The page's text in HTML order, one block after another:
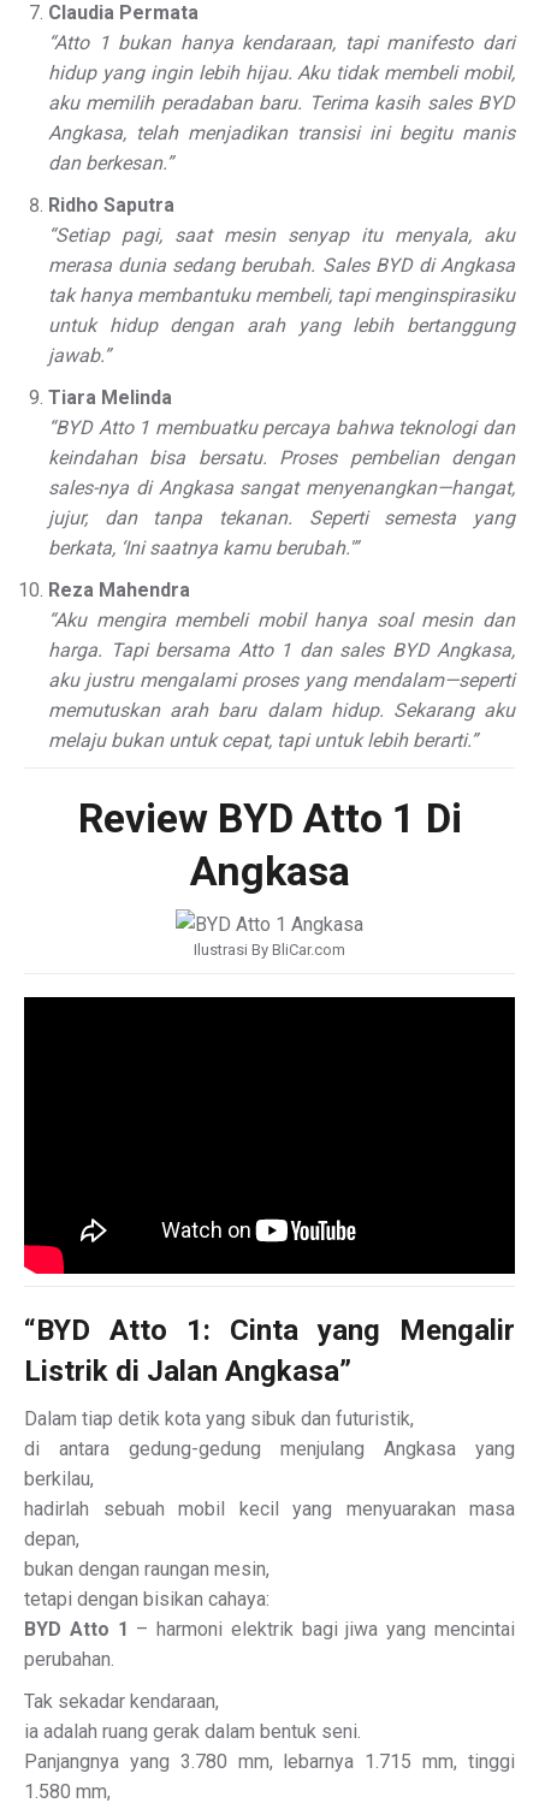
Claudia Permata
“Atto 1 bukan hanya kendaraan, tapi manifesto dari
hidup yang ingin lebih hijau. Aku tidak membeli mobil,
aku memilih peradaban baru. Terima kasih sales BYD
Angkasa, telah menjadikan transisi ini begitu manis
dan berkesan.”
Ridho Saputra
“Setiap pagi, saat mesin senyap itu menyala, aku
merasa dunia sedang berubah. Sales BYD di Angkasa
tak hanya membantuku membeli, tapi menginspirasiku
untuk hidup dengan arah yang lebih bertanggung
jawab.”
Tiara Melinda
“BYD Atto 1 membuatku percaya bahwa teknologi dan
keindahan bisa bersatu. Proses pembelian dengan
sales-nya di Angkasa sangat menyenangkan—hangat,
jujur, dan tanpa tekanan. Seperti semesta yang
berkata, ‘Ini saatnya kamu berubah.'”
Reza Mahendra
“Aku mengira membeli mobil hanya soal mesin dan
harga. Tapi bersama Atto 1 dan sales BYD Angkasa,
aku justru mengalami proses yang mendalam—seperti
memutuskan arah baru dalam hidup. Sekarang aku
melaju bukan untuk cepat, tapi untuk lebih berarti.”
Review BYD Atto 1 Di
Angkasa
Ilustrasi By BliCar.com
“BYD Atto 1: Cinta yang Mengalir
Listrik di Jalan Angkasa”
Dalam tiap detik kota yang sibuk dan futuristik,
di antara gedung-gedung menjulang Angkasa yang
berkilau,
hadirlah sebuah mobil kecil yang menyuarakan masa
depan,
bukan dengan raungan mesin,
tetapi dengan bisikan cahaya:
BYD Atto 1 – harmoni elektrik bagi jiwa yang mencintai
perubahan.
Tak sekadar kendaraan,
ia adalah ruang gerak dalam bentuk seni.
Panjangnya yang 3.780 mm, lebarnya 1.715 mm, tinggi
1.580 mm,